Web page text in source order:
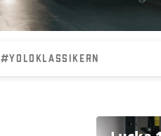
#YOLOKLASSIKERN